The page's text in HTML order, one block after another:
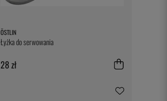
ÖSTLIN
Łyżka do serwowania
28 zł